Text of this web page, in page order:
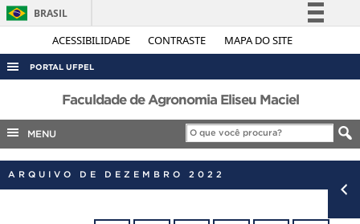
ACESSIBILIDADE CONTRASTE MAPA DO SITE
BRASIL
Simplifique!
Legislação
Canais
PORTAL UFPEL
ACESSO À INFORMAÇÃO
AUDITORIA
COBALTO
CONCURSOS
Faculdade de Agronomia Eliseu Maciel
MENU
ARQUIVO DE DEZEMBRO 2022